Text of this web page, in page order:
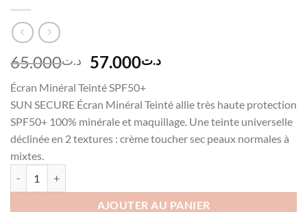
د.ت65.000
Le
initial
était :
د.ت65.000.
د.ت57.000
Le
est :
د.ت57.000.
Écran Minéral Teinté SPF50+
SUN SECURE Écran Minéral Teinté allie très haute protection
SPF50+ 100% minérale et maquillage. Une teinte universelle
déclinée en 2 textures : crème toucher sec peaux normales à
mixtes.
AJOUTER AU PANIER